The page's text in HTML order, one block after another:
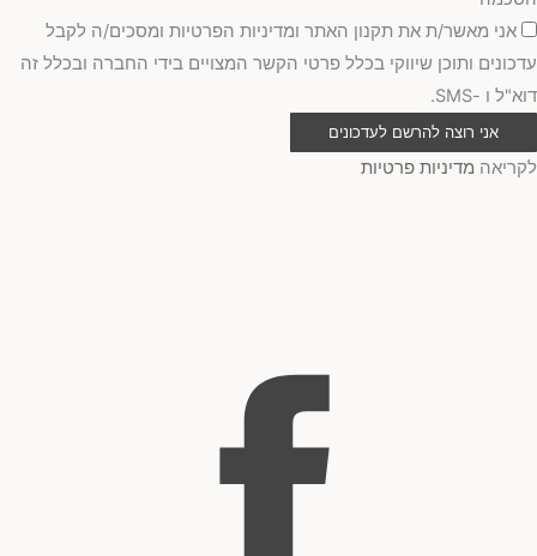
אני מאשר/ת את תקנון האתר ומדיניות הפרטיות ומסכים/ה לקבל
עדכונים ותוכן שיווקי בכלל פרטי הקשר המצויים בידי החברה ובכלל זה
דוא"ל ו -SMS.
אני רוצה להרשם לעדכונים
לקריאה מדיניות פרטיות